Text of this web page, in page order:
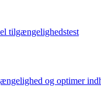
tilgængelighedstest
og optimer